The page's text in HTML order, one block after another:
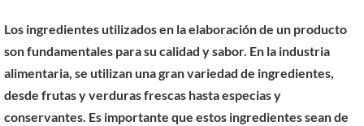
Los ingredientes utilizados en la elaboración de un producto
son fundamentales para su calidad y sabor. En la industria
alimentaria, se utilizan una gran variedad de ingredientes,
desde frutas y verduras frescas hasta especias y
conservantes. Es importante que estos ingredientes sean de